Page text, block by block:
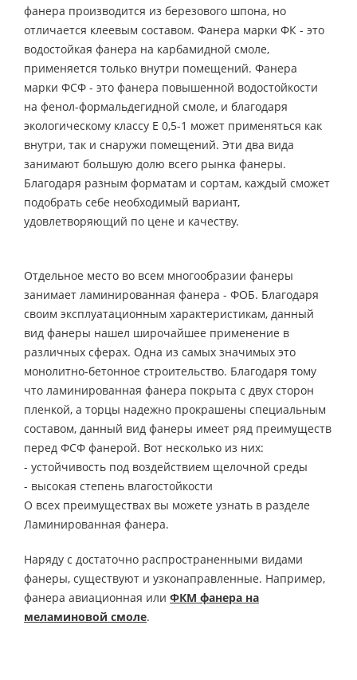
фанера производится из березового шпона, но
отличается клеевым составом. Фанера марки ФК - это
водостойкая фанера на карбамидной смоле,
применяется только внутри помещений. Фанера
марки ФСФ - это фанера повышенной водостойкости
на фенол-формальдегидной смоле, и благодаря
экологическому классу Е 0,5-1 может применяться как
внутри, так и снаружи помещений. Эти два вида
занимают большую долю всего рынка фанеры.
Благодаря разным форматам и сортам, каждый сможет
подобрать себе необходимый вариант,
удовлетворяющий по цене и качеству.
Отдельное место во всем многообразии фанеры
занимает ламинированная фанера - ФОБ. Благодаря
своим эксплуатационным характеристикам, данный
вид фанеры нашел широчайшее применение в
различных сферах. Одна из самых значимых это
монолитно-бетонное строительство. Благодаря тому
что ламинированная фанера покрыта с двух сторон
пленкой, а торцы надежно прокрашены специальным
составом, данный вид фанеры имеет ряд преимуществ
перед ФСФ фанерой. Вот несколько из них:
- устойчивость под воздействием щелочной среды
- высокая степень влагостойкости
О всех преимуществах вы можете узнать в разделе
Ламинированная фанера.
Наряду с достаточно распространенными видами
фанеры, существуют и узконаправленные. Например,
фанера авиационная или ФКМ фанера на
меламиновой смоле.